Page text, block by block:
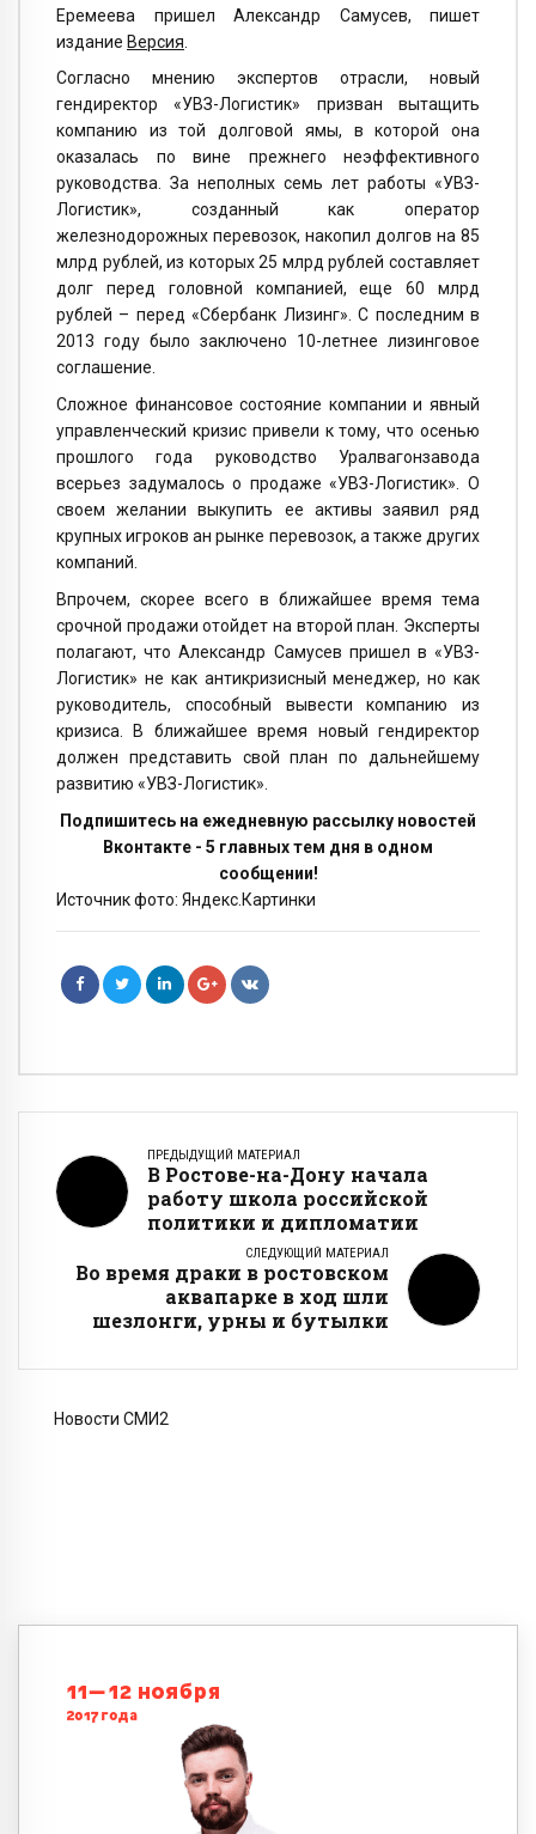
Еремеева пришел Александр Самусев, пишет
издание Версия
Согласно мнению экспертов отрасли, новый
гендиректор «УВЗ-Логистик» призван вытащить
компанию из той долговой ямы, в которой она
оказалась по вине прежнего неэффективного
руководства. За неполных семь лет работы «УВЗ-
Логистик», созданный как оператор
железнодорожных перевозок, накопил долгов на 85
млрд рублей, из которых 25 млрд рублей составляет
долг перед головной компанией, еще 60 млрд
рублей – перед «Сбербанк Лизинг». С последним в
2013 году было заключено 10-летнее лизинговое
соглашение.
Сложное финансовое состояние компании и явный
управленческий кризис привели к тому, что осенью
прошлого года руководство Уралвагонзавода
всерьез задумалось о продаже «УВЗ-Логистик». О
своем желании выкупить ее активы заявил ряд
крупных игроков ан рынке перевозок, а также других
компаний.
Впрочем, скорее всего в ближайшее время тема
срочной продажи отойдет на второй план. Эксперты
полагают, что Александр Самусев пришел в «УВЗ-
Логистик» не как антикризисный менеджер, но как
руководитель, способный вывести компанию из
кризиса. В ближайшее время новый гендиректор
должен представить свой план по дальнейшему
развитию «УВЗ-Логистик».
Подпишитесь на ежедневную рассылку новостей
Вконтакте - 5 главных тем дня в одном
сообщении!
Источник фото: Яндекс.Картинки
ПРЕДЫДУЩИЙ МАТЕРИАЛ
В Ростове-на-Дону начала
работу школа российской
политики и дипломатии
СЛЕДУЮЩИЙ МАТЕРИАЛ
Во время драки в ростовском
аквапарке в ход шли
шезлонги, урны и бутылки
Новости СМИ2